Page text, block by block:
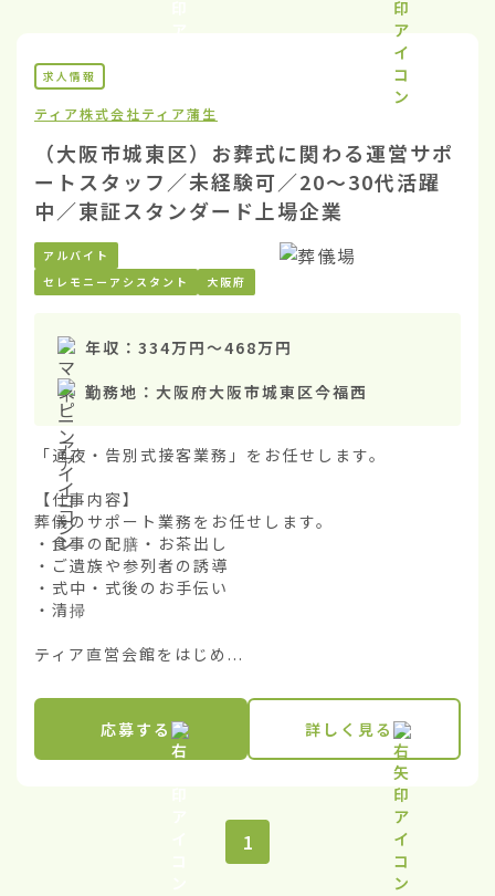
求人情報
ティア株式会社ティア蒲生
（大阪市城東区）お葬式に関わる運営サポ
ートスタッフ／未経験可／20〜30代活躍
中／東証スタンダード上場企業
アルバイト
セレモニーアシスタント
大阪府
年収： 334万円〜468万円
勤務地： 大阪府大阪市城東区今福西
「通夜・告別式接客業務」をお任せします。
【仕事内容】
葬儀のサポート業務をお任せします。
・食事の配膳・お茶出し
・ご遺族や参列者の誘導
・式中・式後のお手伝い
・清掃
ティア直営会館をはじめ...
応募する 詳しく見る
1